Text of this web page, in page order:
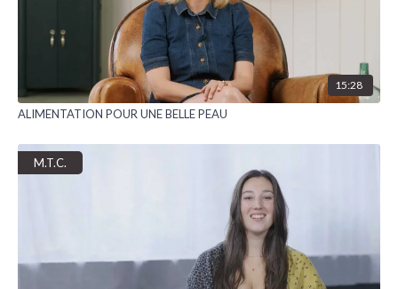
15:28
ALIMENTATION POUR UNE BELLE PEAU
M.T.C.